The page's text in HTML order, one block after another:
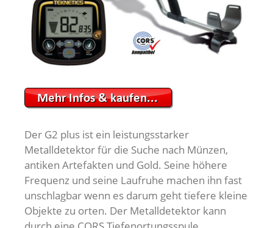
Der G2 plus ist ein leistungsstarker
Metalldetektor für die Suche nach Münzen,
antiken Artefakten und Gold. Seine höhere
Frequenz und seine Laufruhe machen ihn fast
unschlagbar wenn es darum geht tiefere kleine
Objekte zu orten. Der Metalldetektor kann